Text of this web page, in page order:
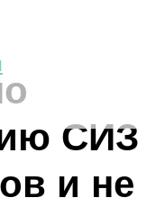
СИЗ
и не